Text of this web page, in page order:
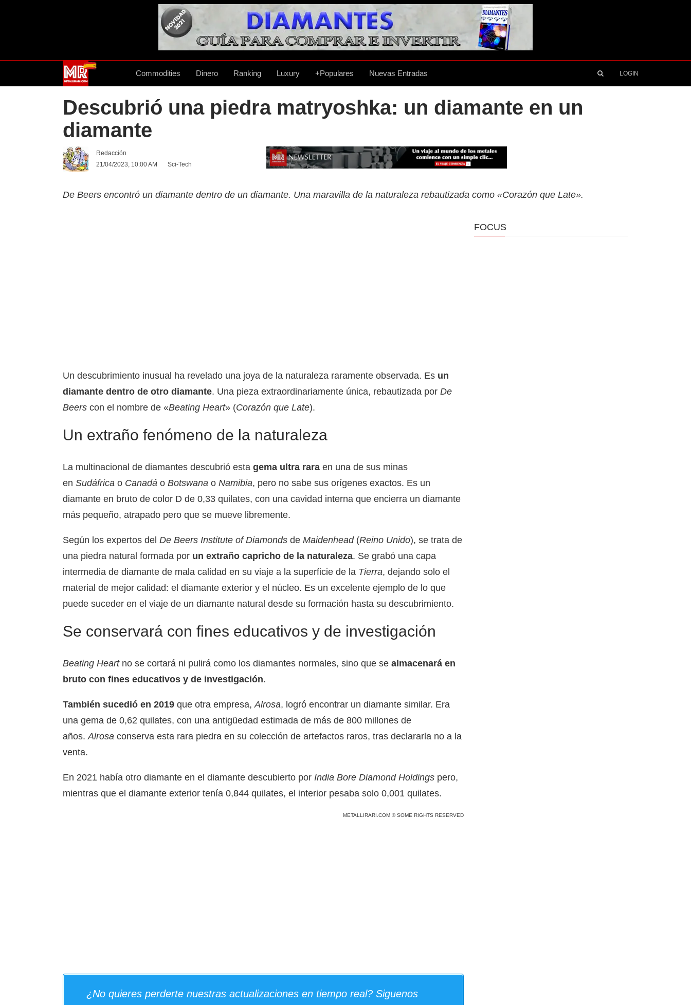
Commodities Dinero Ranking Luxury +Populares Nuevas Entradas LOGIN
Descubrió una piedra matryoshka: un diamante en un
diamante
Redacción
21/04/2023, 10:00 AM
Sci-Tech
De Beers encontró un diamante dentro de un diamante. Una maravilla de la naturaleza rebautizada como «Corazón que Late».
Un descubrimiento inusual ha revelado una joya de la naturaleza raramente observada. Es un
diamante dentro de otro diamante. Una pieza extraordinariamente única, rebautizada por De
Beers con el nombre de «Beating Heart» (Corazón que Late).
Un extraño fenómeno de la naturaleza
La multinacional de diamantes descubrió esta gema ultra rara en una de sus minas
en Sudáfrica o Canadá o Botswana o Namibia, pero no sabe sus orígenes exactos. Es un
diamante en bruto de color D de 0,33 quilates, con una cavidad interna que encierra un diamante
más pequeño, atrapado pero que se mueve libremente.
Según los expertos del De Beers Institute of Diamonds de Maidenhead(Reino Unido), se trata de
una piedra natural formada por un extraño capricho de la naturaleza. Se grabó una capa
intermedia de diamante de mala calidad en su viaje a la superficie de la Tierra, dejando solo el
material de mejor calidad: el diamante exterior y el núcleo. Es un excelente ejemplo de lo que
puede suceder en el viaje de un diamante natural desde su formación hasta su descubrimiento.
Se conservará con fines educativos y de investigación
Beating Heartno se cortará ni pulirá como los diamantes normales, sino que se almacenará en
bruto con fines educativos y de investigación.
También sucedió en 2019 que otra empresa,Alrosa, logró encontrar un diamante similar. Era
una gema de 0,62 quilates, con una antigüedad estimada de más de 800 millones de
años.Alrosa conserva esta rara piedra en su colección de artefactos raros, tras declararla no a la
venta.
En 2021 había otro diamante en el diamante descubierto por India Bore Diamond Holdings pero,
mientras que el diamante exterior tenía 0,844 quilates, el interior pesaba solo 0,001 quilates.
METALLIRARI.COM © SOME RIGHTS RESERVED
¿No quieres perderte nuestras actualizaciones en tiempo real? Siguenos
FOCUS